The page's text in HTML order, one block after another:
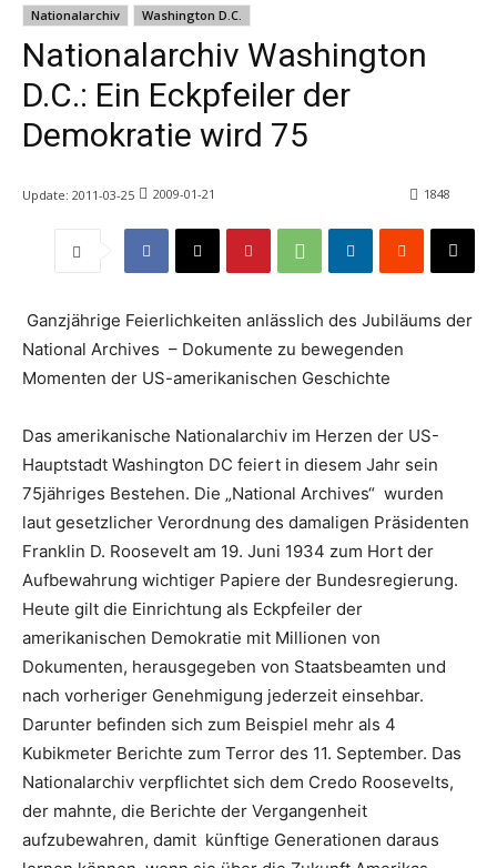
Nationalarchiv
Washington D.C.
Nationalarchiv Washington
D.C.: Ein Eckpfeiler der
Demokratie wird 75
Update: 2011-03-25 2009-01-21 1848
Ganzjährige Feierlichkeiten anlässlich des Jubiläums der
National Archives – Dokumente zu bewegenden
Momenten der US-amerikanischen Geschichte
Das amerikanische Nationalarchiv im Herzen der US-
Hauptstadt Washington DC feiert in diesem Jahr sein
75jähriges Bestehen. Die „National Archives“ wurden
laut gesetzlicher Verordnung des damaligen Präsidenten
Franklin D. Roosevelt am 19. Juni 1934 zum Hort der
Aufbewahrung wichtiger Papiere der Bundesregierung.
Heute gilt die Einrichtung als Eckpfeiler der
amerikanischen Demokratie mit Millionen von
Dokumenten, herausgegeben von Staatsbeamten und
nach vorheriger Genehmigung jederzeit einsehbar.
Darunter befinden sich zum Beispiel mehr als 4
Kubikmeter Berichte zum Terror des 11. September. Das
Nationalarchiv verpflichtet sich dem Credo Roosevelts,
der mahnte, die Berichte der Vergangenheit
aufzubewahren, damit künftige Generationen daraus